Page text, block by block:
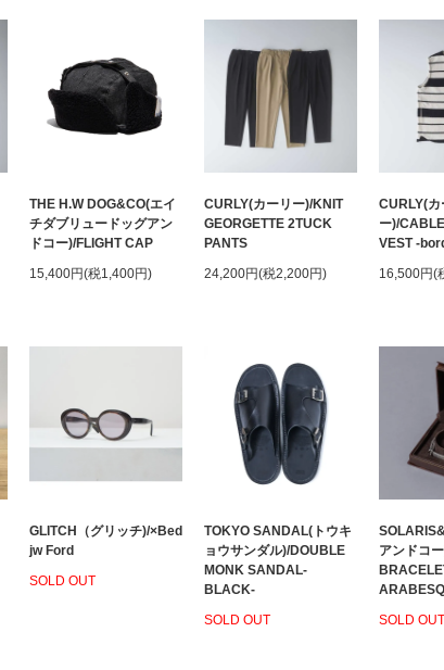
THE H.W DOG&CO(エイ
チダブリュードッグアン
ドコー)/FLIGHT CAP
15,400円(税1,400円)
CURLY(カーリー)/KNIT
GEORGETTE 2TUCK
PANTS
24,200円(税2,200円)
CURLY(カ
ー)/
VEST -
16,500円(
GLITCH（グリッチ)/×Bed
jw Ford
SOLD OUT
TOKYO SANDAL(トウキ
ョウサンダル)/DOUBLE
MONK SANDAL-
BLACK-
SOLD OUT
アンドコ
SOLD OUT